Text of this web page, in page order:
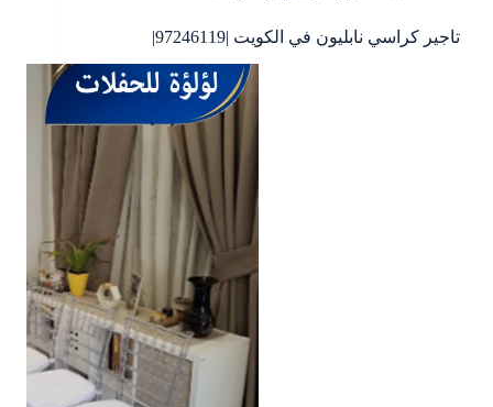
تاجير كراسي نابليون في الكويت |97246119|